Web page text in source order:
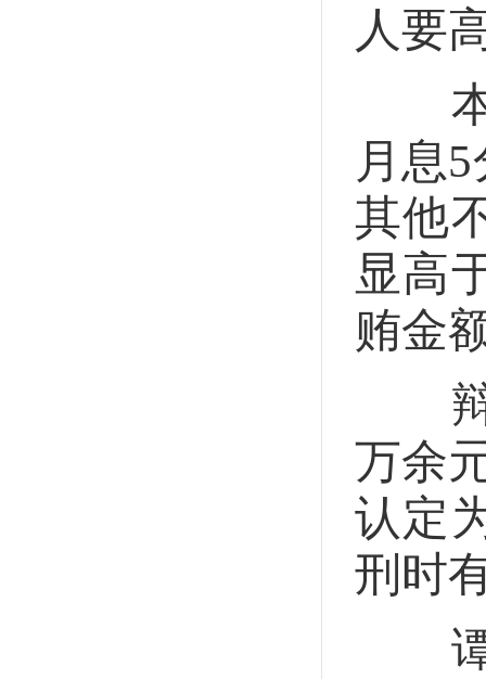
人要
本
月息
其他
显高
贿金
辩
万余
认定
刑时
谭